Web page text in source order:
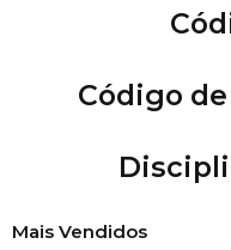
Código
Mais Vendidos